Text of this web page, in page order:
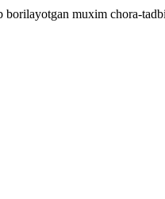
borilayotgan muxim chora-